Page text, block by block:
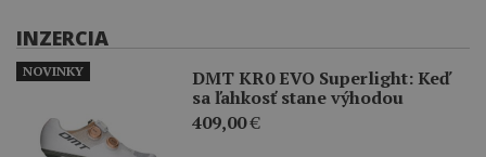
INZERCIA
DMT KR0 EVO Superlight: Keď
sa ľahkosť stane výhodou
409,00€
NOVINKY